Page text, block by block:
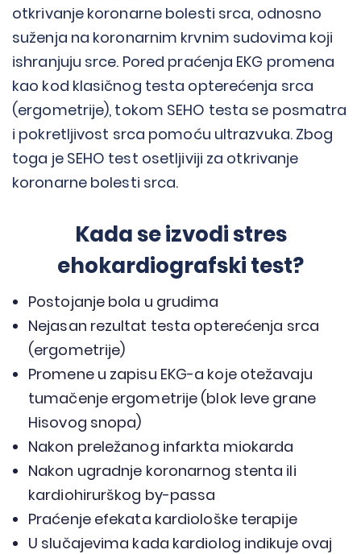
otkrivanje koronarne bolesti srca, odnosno
suženja na koronarnim krvnim sudovima koji
ishranjuju srce. Pored praćenja EKG promena
kao kod klasičnog testa opterećenja srca
(ergometrije), tokom SEHO testa se posmatra
i pokretljivost srca pomoću ultrazvuka. Zbog
toga je SEHO test osetljiviji za otkrivanje
koronarne bolesti srca.
Kada se izvodi stres
ehokardiografski test?
Postojanje bola u grudima
Nejasan rezultat testa opterećenja srca
(ergometrije)
Promene u zapisu EKG-a koje otežavaju
tumačenje ergometrije (blok leve grane
Hisovog snopa)
Nakon preležanog infarkta miokarda
Nakon ugradnje koronarnog stenta ili
kardiohirurškog by-passa
Praćenje efekata kardiološke terapije
U slučajevima kada kardiolog indikuje ovaj